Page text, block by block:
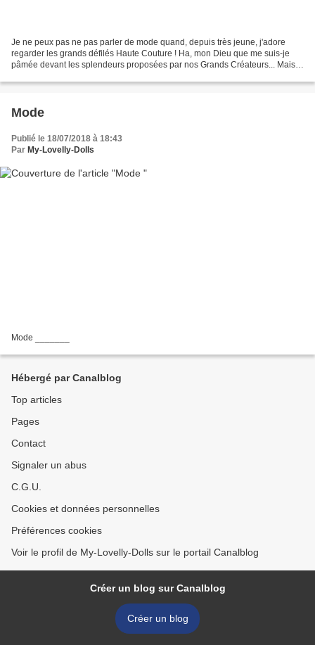
Je ne peux pas ne pas parler de mode quand, depuis très jeune, j'adore
regarder les grands défilés Haute Couture ! Ha, mon Dieu que me suis-je
pâmée devant les splendeurs proposées par nos Grands Créateurs... Mais
Mode
Publié le 18/07/2018 à 18:43
Par My-Lovelly-Dolls
Mode _______
Hébergé par Canalblog
Top articles
Pages
Contact
Signaler un abus
C.G.U.
Cookies et données personnelles
Préférences cookies
Voir le profil de My-Lovelly-Dolls sur le portail Canalblog
Créer un blog sur Canalblog
Créer un blog